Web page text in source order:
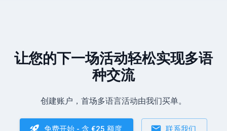
让您的下一场活动轻松实现多语
种交流
创建账户，首场多语言活动由我们买单。
免费开始 - 含 €25 额度 联系我们